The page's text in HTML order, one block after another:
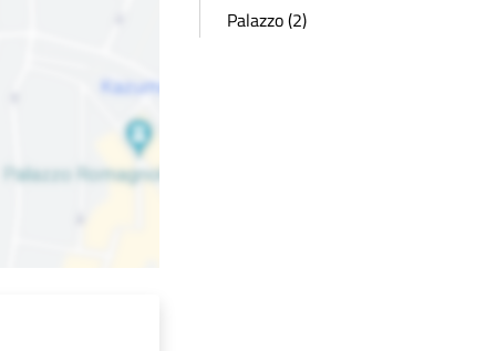
Palazzo (2)